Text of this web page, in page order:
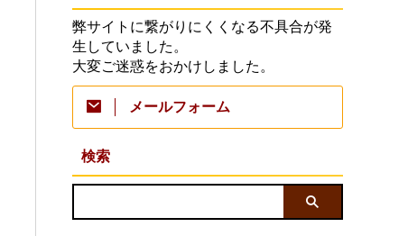
弊サイトに繋がりにくくなる不具合が発
生していました。
大変ご迷惑をおかけしました。
メールフォーム
検索